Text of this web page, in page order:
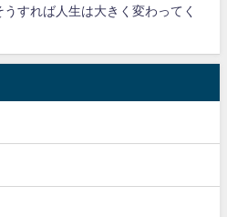
すれば人生は大きく変わってく